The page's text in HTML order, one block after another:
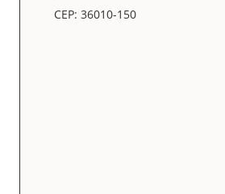
CEP: 36010-150